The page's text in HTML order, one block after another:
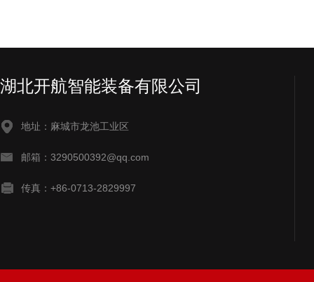
湖北开航智能装备有限公司
地址：麻城市龙池工业区
邮箱：3290500392@qq.com
传真：+86-0713-2829997